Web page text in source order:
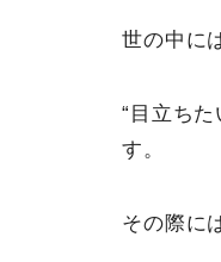
世の中に
“目立ち
す。
その際に